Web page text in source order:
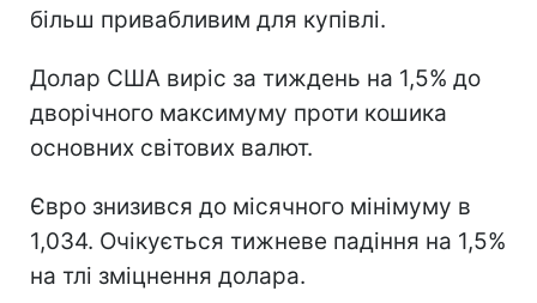
більш привабливим для купівлі.
Долар США виріс за тиждень на 1,5% до
дворічного максимуму проти кошика
основних світових валют.
Євро знизився до місячного мінімуму в
1,034. Очікується тижневе падіння на 1,5%
на тлі зміцнення долара.